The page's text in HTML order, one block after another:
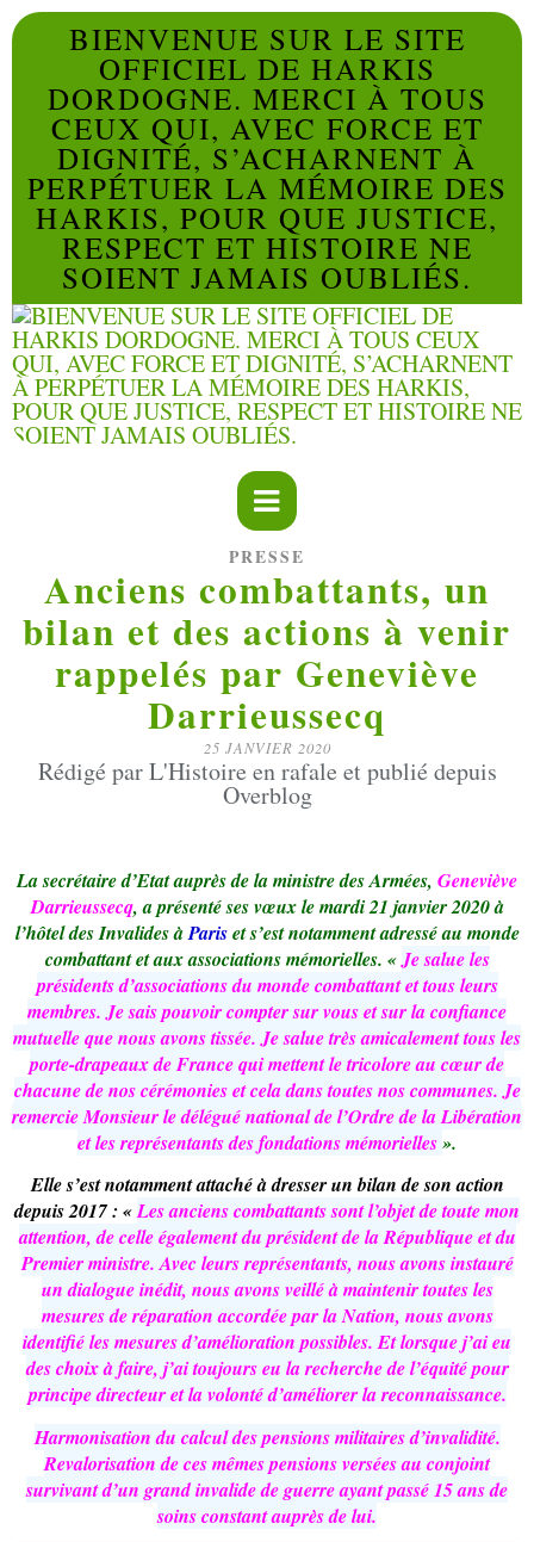
BIENVENUE SUR LE SITE
OFFICIEL DE HARKIS
DORDOGNE. MERCI À TOUS
CEUX QUI, AVEC FORCE ET
DIGNITÉ, S’ACHARNENT À
PERPÉTUER LA MÉMOIRE DES
HARKIS, POUR QUE JUSTICE,
RESPECT ET HISTOIRE NE
SOIENT JAMAIS OUBLIÉS.
PRESSE
Anciens combattants, un
bilan et des actions à venir
rappelés par Geneviève
Darrieussecq
25 JANVIER 2020
Rédigé par L'Histoire en rafale et publié depuis
Overblog
La secrétaire d’Etat auprès de la ministre des Armées, Geneviève
Darrieussecq, a présenté ses vœux le mardi 21 janvier 2020 à
l’hôtel des Invalides àParis et s’est notamment adressé au monde
combattant et aux associations mémorielles. «Je salue les
présidents d’associations du monde combattant et tous leurs
membres. Je sais pouvoir compter sur vous et sur la confiance
mutuelle que nous avons tissée. Je salue très amicalement tous les
porte-drapeaux de France qui mettent le tricolore au cœur de
chacune de nos cérémonies et cela dans toutes nos communes. Je
remercie Monsieur le délégué national de l’Ordre de la Libération
et les représentants des fondations mémorielles».
Elle s’est notamment attaché à dresser un bilan de son action
depuis 2017 : «Les anciens combattants sont l’objet de toute mon
attention, de celle également du président de la République et du
Premier ministre. Avec leurs représentants, nous avons instauré
un dialogue inédit, nous avons veillé à maintenir toutes les
mesures de réparation accordée par la Nation, nous avons
identifié les mesures d’amélioration possibles. Et lorsque j’ai eu
des choix à faire, j’ai toujours eu la recherche de l’équité pour
principe directeur et la volonté d’améliorer la reconnaissance.
Harmonisation du calcul des pensions militaires d’invalidité.
Revalorisation de ces mêmes pensions versées au conjoint
survivant d’un grand invalide de guerre ayant passé 15 ans de
soins constant auprès de lui.